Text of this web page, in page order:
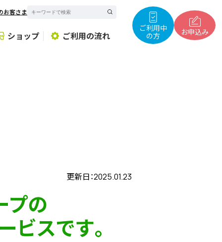
ご利用中
の方
お申込み
お客さま
サ
検
ショップ ご利用の流れ
更新日：2025.01.23
プの
ビスです。